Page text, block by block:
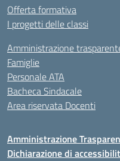
Offerta formativa
I progetti delle classi
Amministrazione
Famiglie
Personale ATA
Bacheca Sindacale
Area riservata Docenti
Amministrazione
Dichiarazione di